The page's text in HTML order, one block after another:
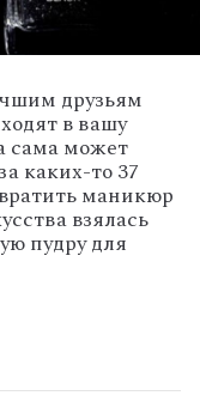
друзьям
в вашу
сама может
каких-то 37
маникюр
взялась
пудру для